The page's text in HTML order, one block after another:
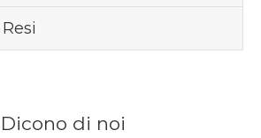
Dicono di noi